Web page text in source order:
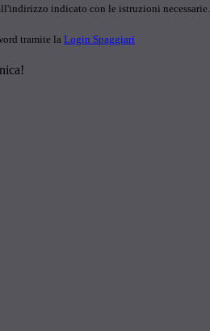
indicato con le istruzioni necessarie.
tramite la Login Spaggiari